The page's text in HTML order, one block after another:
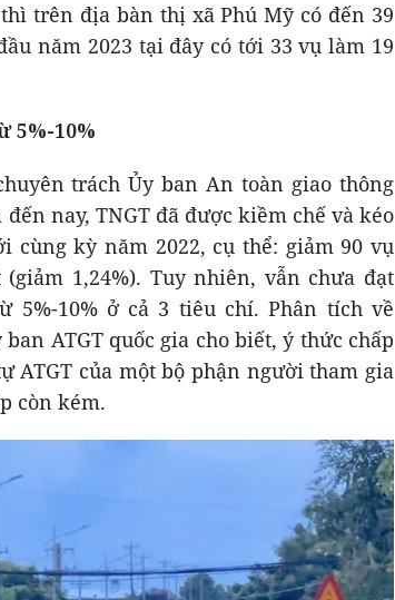
trên địa bàn thị xã Phú Mỹ có đến 39
năm 2023 tại đây có tới 33 vụ làm 19
5%-10%
trách Ủy ban An toàn giao thông
nay, TNGT đã được kiềm chế và kéo
cùng kỳ năm 2022, cụ thể: giảm 90 vụ
1,24%). Tuy nhiên, vẫn chưa đạt
5%-10% ở cả 3 tiêu chí. Phân tích về
ATGT quốc gia cho biết, ý thức chấp
ATGT của một bộ phận người tham gia
còn kém.